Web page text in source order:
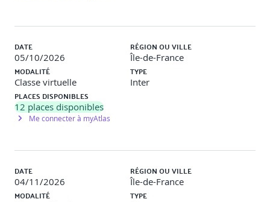
DATE
05/10/2026
RÉGION OU VILLE
Île-de-France
MODALITÉ
Classe virtuelle
TYPE
Inter
PLACES DISPONIBLES
12 places disponibles
Me connecter à myAtlas
DATE
04/11/2026
RÉGION OU VILLE
Île-de-France
MODALITÉ TYPE